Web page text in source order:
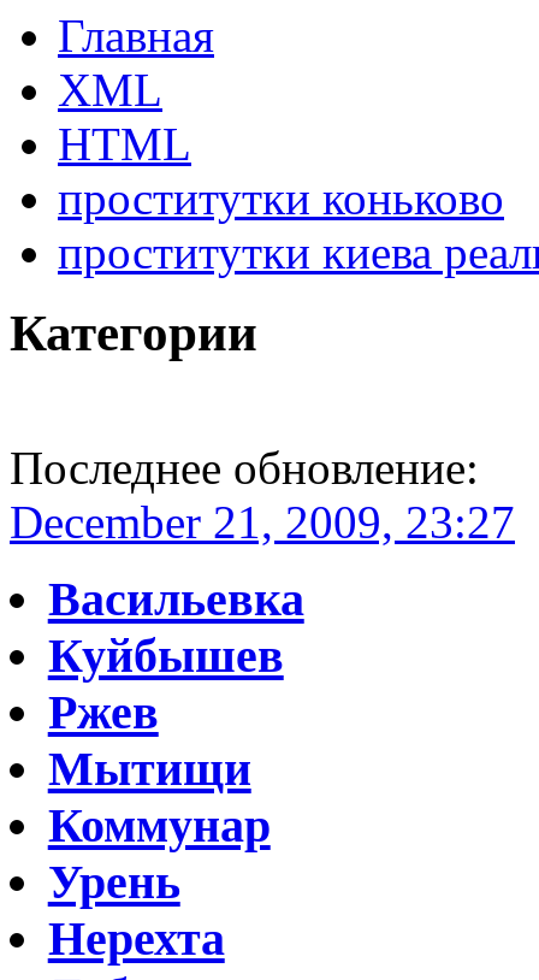
Главная
XML
HTML
проститутки коньково
проститутки киева
Категории
Последнее обновление:
December 21, 2009, 23:27
Васильевка
Куйбышев
Ржев
Мытищи
Коммунар
Урень
Нерехта